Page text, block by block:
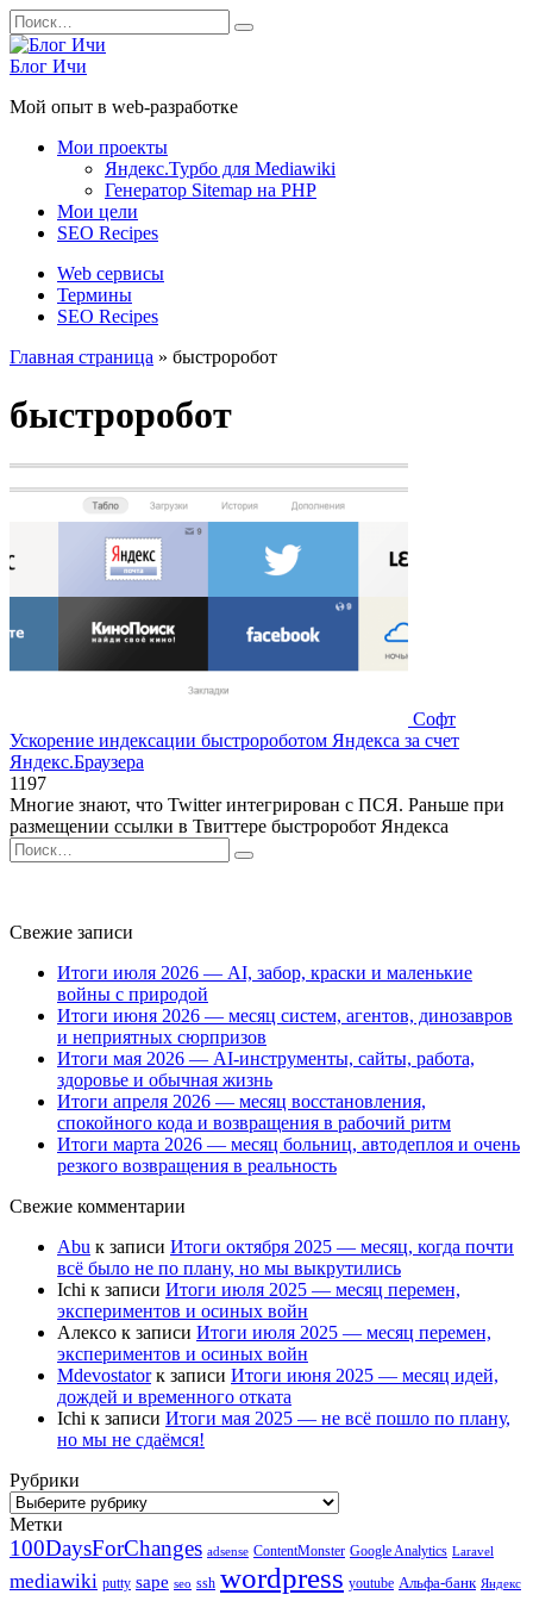
Перейти
к
содержанию
Search
for:
Блог Ичи
Мой опыт в web-разработке
Мои проекты
Яндекс.Турбо для Mediawiki
Генератор Sitemap на PHP
Мои цели
SEO Recipes
Web сервисы
Термины
SEO Recipes
Главная страница » быстроробот
быстроробот
Софт
Ускорение индексации быстророботом Яндекса за счет
Яндекс.Браузера
1197
Многие знают, что Twitter интегрирован с ПСЯ. Раньше при
размещении ссылки в Твиттере быстроробот Яндекса
Search
for:
Свежие записи
Итоги июля 2026 — AI, забор, краски и маленькие
войны с природой
Итоги июня 2026 — месяц систем, агентов, динозавров
и неприятных сюрпризов
Итоги мая 2026 — AI-инструменты, сайты, работа,
здоровье и обычная жизнь
Итоги апреля 2026 — месяц восстановления,
спокойного кода и возвращения в рабочий ритм
Итоги марта 2026 — месяц больниц, автодеплоя и очень
резкого возвращения в реальность
Свежие комментарии
Abu к записи Итоги октября 2025 — месяц, когда почти
всё было не по плану, но мы выкрутились
Ichi к записи Итоги июля 2025 — месяц перемен,
экспериментов и осиных войн
Алексо к записи Итоги июля 2025 — месяц перемен,
экспериментов и осиных войн
Mdevostatorк записи Итоги июня 2025 — месяц идей,
дождей и временного отката
Ichi к записи Итоги мая 2025 — не всё пошло по плану,
но мы не сдаёмся!
Рубрики
Рубрики
Метки
100DaysForChanges adsense ContentMonster Google Analytics Laravel
mediawiki putty sape seo ssh wordpress youtube Альфа-банк Яндекс